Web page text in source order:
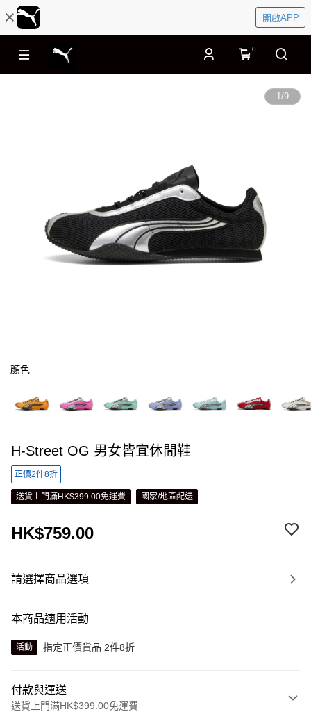
開啟APP
0
1/9
顏色
H-Street OG 男女皆宜休閒鞋
正價2件8折
送貨上門滿HK$399.00免運費 國家/地區配送
HK$759.00
請選擇商品選項
本商品適用活動
活動 指定正價貨品 2件8折
付款與運送
送貨上門滿HK$399.00免運費